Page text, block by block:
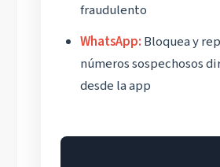
fraudulento
WhatsApp: Bloquea y
números sospechosos
desde la app